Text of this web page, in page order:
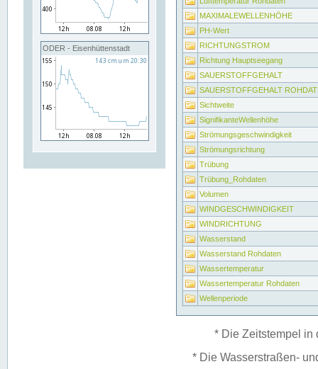
ODER - Eisenhüttenstadt
MAXIMALEWELLENHÖHE
PH-Wert
RICHTUNGSTROM
Richtung Hauptseegang
SAUERSTOFFGEHALT
SAUERSTOFFGEHALT
Sichtweite
SignifikanteWellenhöhe
Strömungsgeschwindigkeit
Strömungsrichtung
Trübung
Trübung_Rohdaten
Volumen
WINDGESCHWINDIGKEIT
WINDRICHTUNG
Wasserstand
Wasserstand Rohdaten
Wassertemperatur
Wassertemperatur Rohdaten
Wellenperiode
* Die Zeitstempel in
* Die Wasserstraßen-